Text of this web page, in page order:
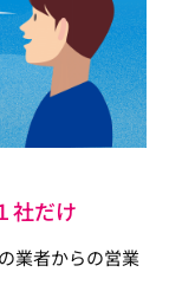
社だけ
業者からの営業